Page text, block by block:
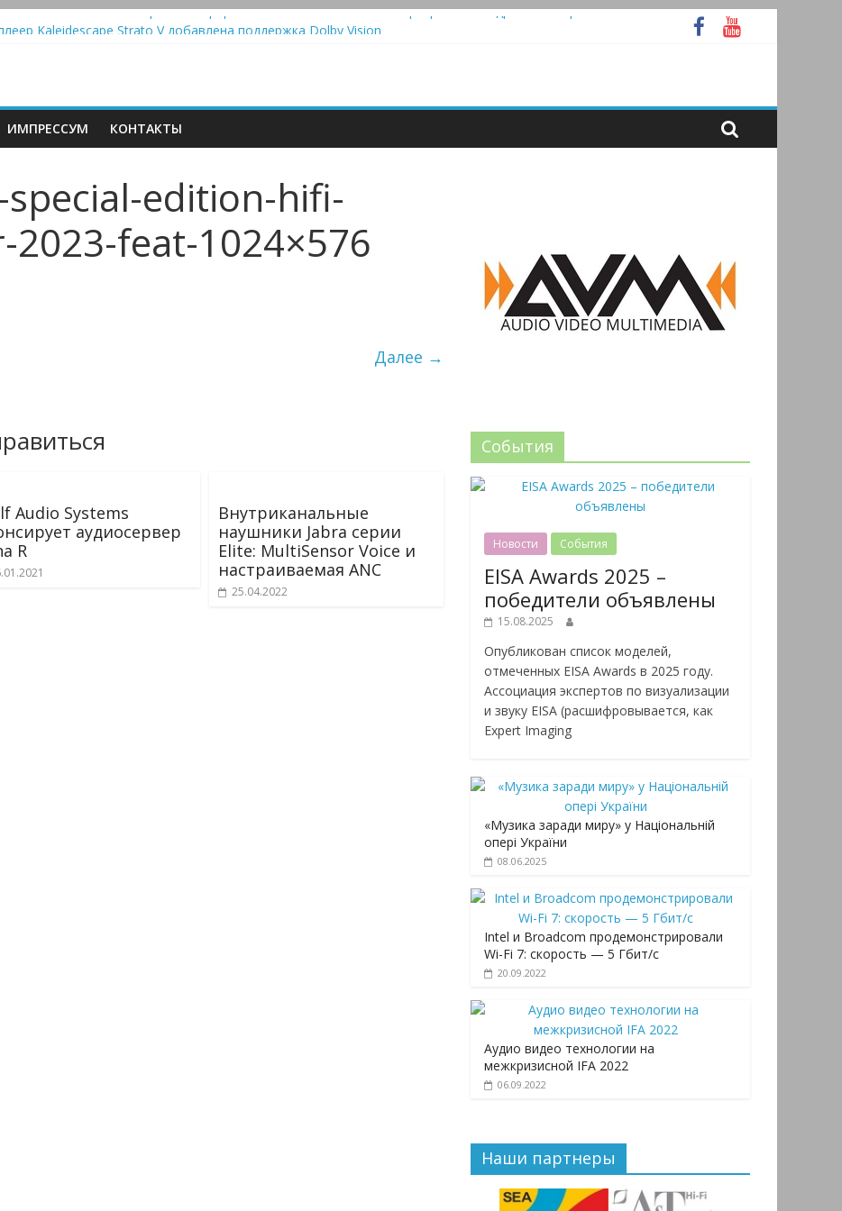
система Meridian Ellipse: платформа R2 Electronics Platform и программное ядро Atlas Ellipse
Kaleidescape Strato V добавлена поддержка Dolby Vision
ИМПРЕССУМ КОНТАКТЫ
edition-hifi-
2023-feat-1024×576
Далее →
Audio Systems
аудиосервер
R
Внутриканальные
наушники Jabra серии
Elite: MultiSensor Voice и
настраиваемая ANC
25.04.2022
События
Новости События
EISA Awards 2025 –
победители объявлены
15.08.2025
Опубликован список моделей,
отмеченных EISA Awards в 2025 году.
Ассоциация экспертов по визуализации
и звуку EISA (расшифровывается, как
Expert Imaging
«Музика заради миру» у Національній
опері України
08.06.2025
Intel и Broadcom продемонстрировали
Wi-Fi 7: скорость — 5 Гбит/с
20.09.2022
Аудио видео технологии на
межкризисной IFA 2022
06.09.2022
Наши партнеры